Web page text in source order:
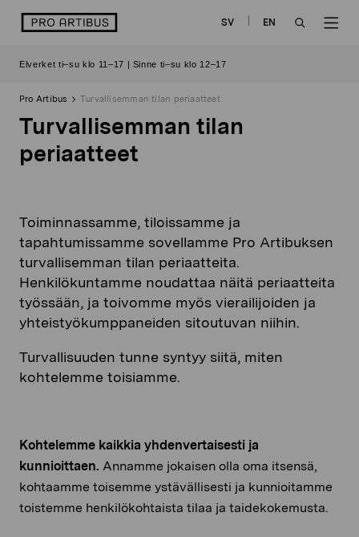
sisältöön
logo SV
EN
Elverket ti–su klo 11–17 | Sinne ti–su klo 12–17
Pro Artibus Turvallisemman tilan periaatteet
Turvallisemman tilan
periaatteet
Toiminnassamme, tiloissamme ja
tapahtumissamme sovellamme Pro Artibuksen
turvallisemman tilan periaatteita.
Henkilökuntamme noudattaa näitä periaatteita
työssään, ja toivomme myös vierailijoiden ja
yhteistyökumppaneiden sitoutuvan niihin.
Turvallisuuden tunne syntyy siitä, miten
kohtelemme toisiamme.
Kohtelemme kaikkia yhdenvertaisesti ja
kunnioittaen. Annamme jokaisen olla oma itsensä,
kohtaamme toisemme ystävällisesti ja kunnioitamme
toistemme henkilökohtaista tilaa ja taidekokemusta.